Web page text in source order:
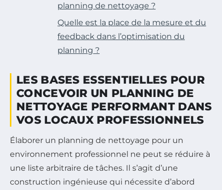
planning de nettoyage ?
Quelle est la place de la mesure et du
feedback dans l’optimisation du
planning ?
LES BASES ESSENTIELLES POUR
CONCEVOIR UN PLANNING DE
NETTOYAGE PERFORMANT DANS
VOS LOCAUX PROFESSIONNELS
Élaborer un planning de nettoyage pour un
environnement professionnel ne peut se réduire à
une liste arbitraire de tâches. Il s’agit d’une
construction ingénieuse qui nécessite d’abord